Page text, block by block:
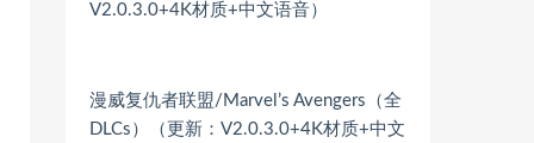
漫威复仇者联盟/Marvel’s Avengers（全
DLCs）（更新：V2.0.3.0+4K材质+中文